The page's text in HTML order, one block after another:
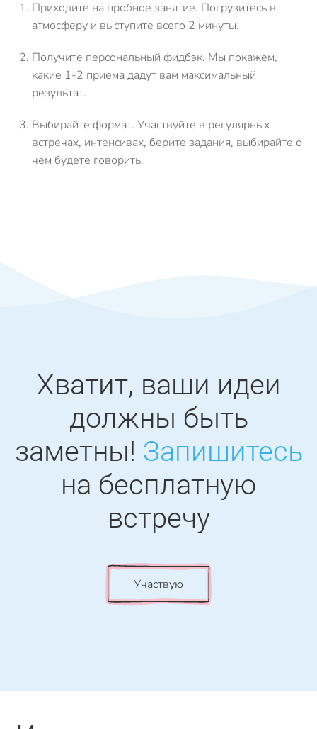
Приходите на пробное занятие. Погрузитесь в
атмосферу и выступите всего 2 минуты.
Получите персональный фидбэк. Мы покажем,
какие 1-2 приема дадут вам максимальный
результат.
Выбирайте формат. Участвуйте в регулярных
встречах, интенсивах, берите задания, выбирайте о
чем будете говорить.
Хватит, ваши идеи
должны быть
заметны! Запишитесь
на бесплатную
встречу
Участвую